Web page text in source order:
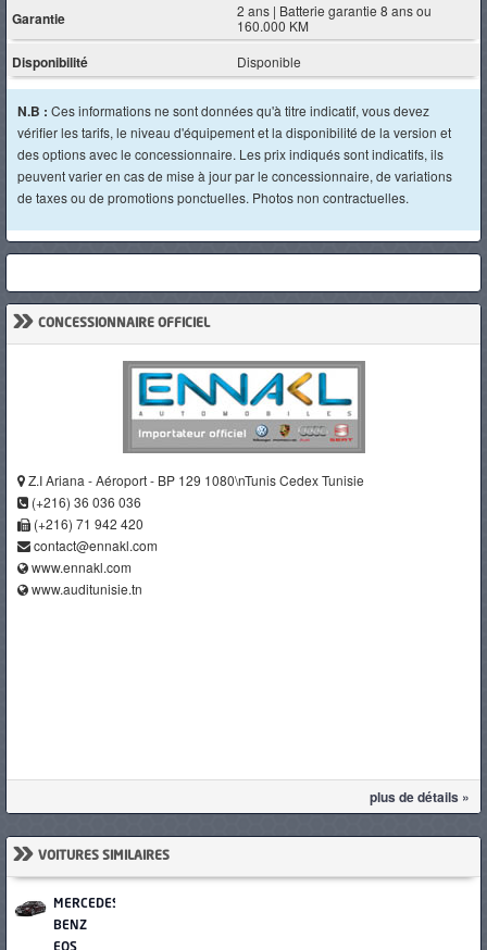
Garantie
2 ans | Batterie garantie 8 ans ou
160.000 KM
Disponibilité Disponible
N.B : Ces informations ne sont données qu'à titre indicatif, vous devez
vérifier les tarifs, le niveau d'équipement et la disponibilité de la version et
des options avec le concessionnaire. Les prix indiqués sont indicatifs, ils
peuvent varier en cas de mise à jour par le concessionnaire, de variations
de taxes ou de promotions ponctuelles. Photos non contractuelles.
» CONCESSIONNAIRE OFFICIEL
Z.I Ariana - Aéroport - BP 129 1080\nTunis Cedex Tunisie
(+216) 36 036 036
(+216) 71 942 420
contact@ennakl.com
www.ennakl.com
www.auditunisie.tn
plus de détails »
» VOITURES SIMILAIRES
MERCEDES-
BENZ